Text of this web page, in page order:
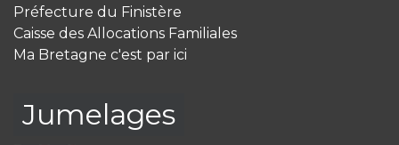
Préfecture du Finistère
Caisse des Allocations Familiales
Ma Bretagne c'est par ici
Jumelages